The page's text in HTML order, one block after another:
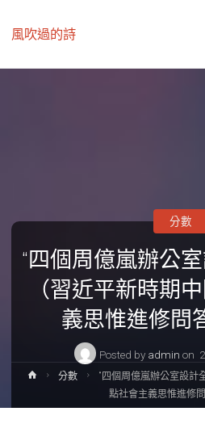
風吹過的詩
“四個周億嵐辦公
（習近平新時期
義思惟進修問
Posted by admin on
分數
Home分數
“四個周億嵐辦公室設計
點社會主義思惟進修問